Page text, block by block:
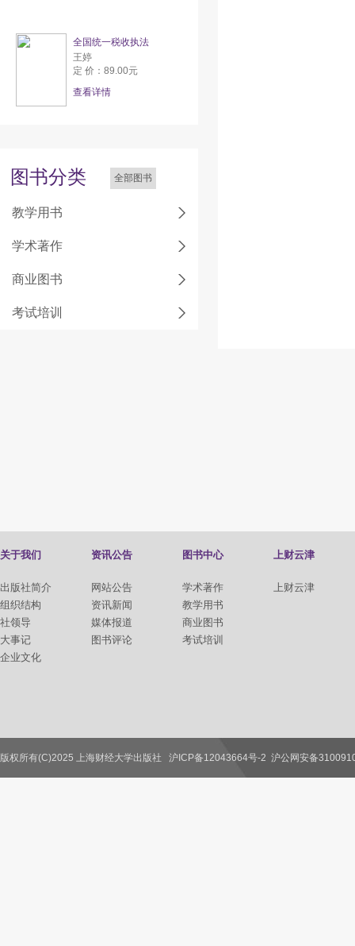
全国统一税收执法
王婷
定 价：89.00元
查看详情
图书分类 全部图书
教学用书
学术著作
商业图书
考试培训
关于我们
出版社简介
组织结构
社领导
大事记
企业文化
资讯公告
网站公告
资讯新闻
媒体报道
图书评论
图书中心
学术著作
教学用书
商业图书
考试培训
上财云津
上财云津
联系我们
版权所有(C)2025 上海财经大学出版社 沪ICP备12043664号-2 沪公网安备